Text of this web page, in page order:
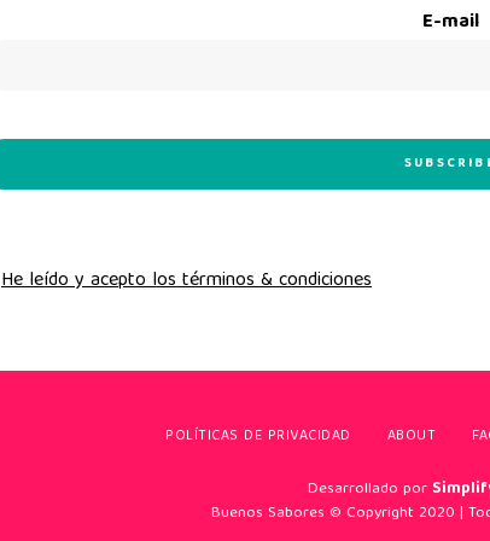
E-mail
He leído y acepto los términos & condiciones
POLÍTICAS DE PRIVACIDAD ABOUT
Desarrollado por
Buenos Sabores © Copyright 2020 |